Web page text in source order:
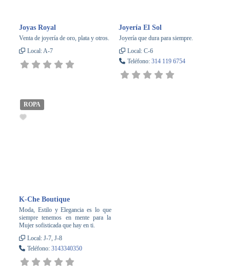
Joyas Royal
Venta de joyería de oro, plata y otros.
Local:A-7
Joyería El Sol
Joyería que dura para siempre.
Local: C-6
Teléfono: 314 119 6754
ROPA
K-Che Boutique
Moda, Estilo y Elegancia es lo que
siempre tenemos en mente para la
Mujer sofisticada que hay en ti.
Local:J-7, J-8
Teléfono:3143340350